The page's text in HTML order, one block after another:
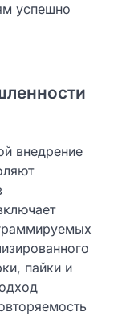
успешно
внедрение
пайки и